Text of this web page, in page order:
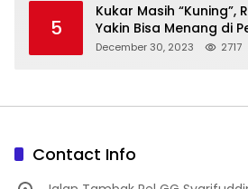
5
Kukar Masih “Kuning”,
Yakin Bisa Menang di
December 30, 2023 2717
Contact Info